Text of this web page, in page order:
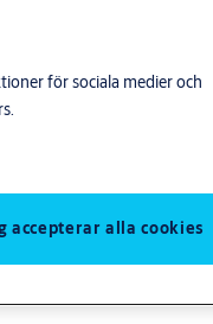
för sociala medier och
accepterar alla cookies